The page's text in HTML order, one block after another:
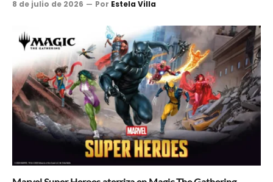
8 de julio de 2026 Por Estela Villa